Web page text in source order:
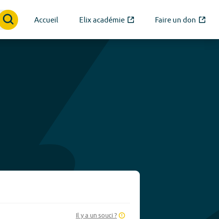
Accueil Elix académie Faire un don
Il y a un souci ?